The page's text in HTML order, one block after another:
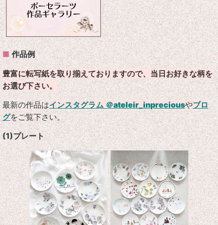
■作品例
豊富に転写紙を取り揃えておりますので、当日お好きな柄を
お選び下さい。
最新の作品はインスタグラム ＠ateleir_inpreciousやブロ
グをご覧下さい。
(1)プレート